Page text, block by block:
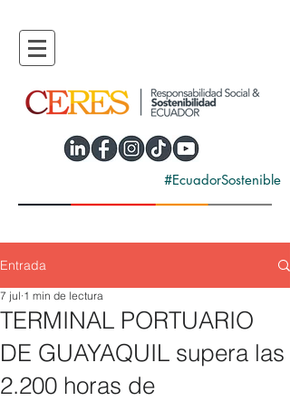
#EcuadorSostenible
Entrada
TERMINAL PORTUARIO
DE GUAYAQUIL supera las
2.200 horas de
7 jul 1 min de lectura